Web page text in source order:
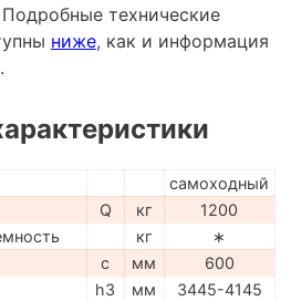
технические
ниже, как и информация
.
самоходный
Q кг
1200
кг
∗
c мм
600
h3 мм
3445-4145